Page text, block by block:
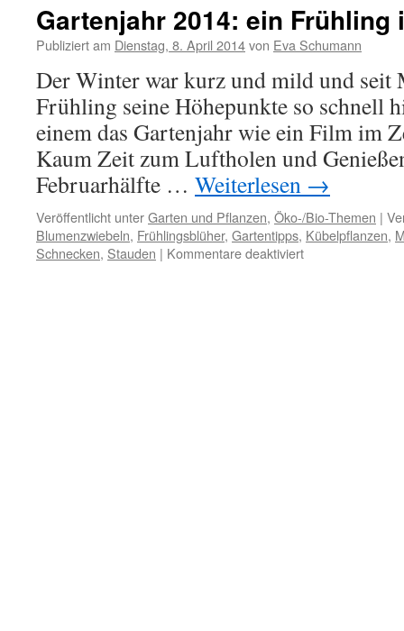
Gartenjahr 2014: ein Frühling
Publiziert am Dienstag, 8. April 2014von Eva Schumann
Der Winter war kurz und mild und seit
Frühling seine Höhepunkte so schnell
einem das Gartenjahr wie ein Film im
Kaum Zeit zum Luftholen und
Februarhälfte … Weiterlesen →
Veröffentlicht unterGarten und Pflanzen, Öko-/Bio-Themen |
Blumenzwiebeln, Frühlingsblüher, Gartentipps, Kübelpflanzen,
Schnecken, Stauden | Kommentare deaktiviert